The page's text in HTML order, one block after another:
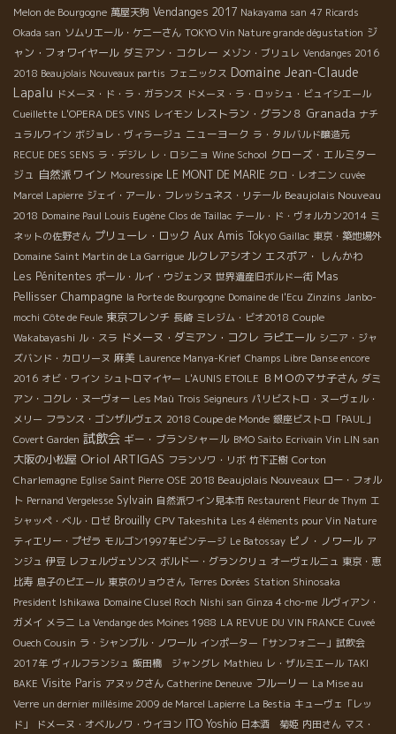
Melon de Bourgogne 萬屋天狗 Vendanges 2017 Nakayama san 47 Ricards
Okada san ソムリエール・ケニーさん TOKYO Vin Nature grande dégustation ジ
ャン・フォワイヤール ダミアン・コクレー メゾン・ブリュレ Vendanges 2016
2018 Beaujolais Nouveaux partis フェニックス Domaine Jean-Claude
Lapalu ドメーヌ・ド・ラ・ガランス ドメーヌ・ラ・ロッシュ・ビュイシエール
Cueillette L'OPERA DES VINS レイモン レストラン・グラン８ Granada ナチ
ュラルワイン ボジョレ・ヴィラージュ ニューヨーク ラ・タルバルド醸造元
RECUE DES SENS ラ・デジレ レ・ロシニョ Wine School クローズ・エルミター
ジュ 自然派ワイン Mouressipe LE MONT DE MARIE クロ・レオニン cuvée
Marcel Lapierre ジェイ・アール・フレッシュネス・リテール Beaujolais Nouveau
2018 Domaine Paul Louis Eugène Clos de Taillac テール・ド・ヴォルカン2014 ミ
ネットの佐野さん プリューレ・ロック Aux Amis Tokyo Gaillac 東京・築地場外
Domaine Saint Martin de La Garrigue ルクレアシオン エスポア・ しんかわ
Les Pénitentes ポール・ルイ・ウジェンヌ 世界遺産旧ボルドー街 Mas
Pellisser Champagne la Porte de Bourgogne Domaine de l'Ecu Zinzins Janbo-
mochi Côte de Feule 東京フレンチ 長崎 ミレジム・ビオ2018 Couple
Wakabayashi ル・スラ ドメーヌ・ダミアン・コクレ ラピエール シニア・ジャ
ズバンド・カロリーヌ 麻美 Laurence Manya-Krief Champs Libre Danse encore
2016 オビ・ワイン シュトロマイヤー L'AUNIS ETOILE ＢＭＯのマサ子さん ダミ
アン・コクレ・ヌーヴォー Les Maù Trois Seigneurs パリビストロ・ヌーヴェル・
メリー フランス・ゴンザルヴェス 2018 Coupe de Monde 銀座ビストロ「PAUL」
Covert Garden 試飲会 ギー・ブランシャール BMO Saito Ecrivain Vin LIN san
大阪の小松屋 Oriol ARTIGAS フランソワ・リボ 竹下正樹 Corton
Charlemagne Eglise Saint Pierre OSE 2018 Beaujolais Nouveaux ロー・フォル
ト Pernand Vergelesse Sylvain 自然派ワイン見本市 Restaurent Fleur de Thym エ
シャッペ・ベル・ロゼ Brouilly CPV Takeshita Les 4 éléments pour Vin Nature
ティエリー・プゼラ モルゴン1997年ビンテージ Le Batossay ピノ・ノワール ア
ンジュ 伊豆 レフェルヴェソンス ボルドー・グランクリュ オーヴェルニュ 東京・恵
比寿 息子のピエール 東京のリョウさん Terres Dorées Station Shinosaka
President Ishikawa Domaine Clusel Roch Nishi san Ginza 4 cho-me ルヴィアン・
ガメイ メラニ La Vendange des Moines 1988 LA REVUE DU VIN FRANCE Cuveé
Ouech Cousin ラ・シャンブル・ノワール インポーター「サンフォニー」試飲会
2017年 ヴィルフランシュ 飯田橋 ジャングレ Mathieu レ・ザルミエール TAKI
BAKE Visite Paris アヌックさん Catherine Deneuve フルーリー La Mise au
Verre un dernier millésime 2009 de Marcel Lapierre La Bestia キューヴェ「レッ
ド」
ドメーヌ・オベルノワ・ウイヨン ITO Yoshio 日本酒 菊姫 内田さん マス・